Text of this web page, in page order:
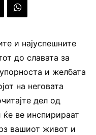
и најуспешните
до славата за
и желбата
на неговата
дел од
ќе ве инспирираат
вашиот живот и